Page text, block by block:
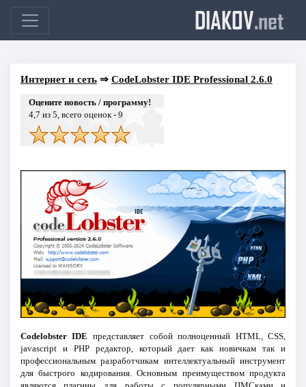
DIAKOV.net
Интернет и сеть⇒ CodeLobster IDE Professional 2.6.0
Оцените новость / программу!
4,7 из 5, всего оценок - 9
Codelobster IDE представляет собой полноценный HTML, CSS,
jаvascript и PHP редактор, который дает как новичкам так и
профессиональным разработчикам интеллектуальный инструмент
для быстрого кодирования. Основным преимуществом продукта